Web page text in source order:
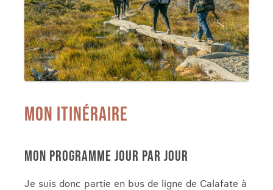
MON ITINÉRAIRE
MON PROGRAMME JOUR PAR JOUR
Je suis donc partie en bus de ligne de Calafate à